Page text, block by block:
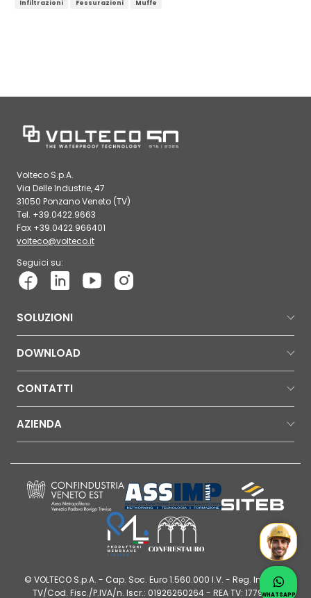
Infiltrazioni Fessurazioni Muffe
Volteco S.p.A.
Via Delle Industrie, 47
31050 Ponzano Veneto (TV)
Tel. +39.0422.9663
Fax +39.0422.966401
volteco@volteco.it
Seguici su:
SOLUZIONI
DOWNLOAD
CONTATTI
AZIENDA
© VOLTECO S.p.A. - Cap. Soc. Euro 1.560.000 I.V. - Reg. Imprese
TV/Cod. Fisc./P.IVA/n. Iscr.: 01926260264 - REA TV: 177980 |
Mr
WHATSAPP